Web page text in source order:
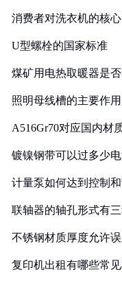
消费者对洗衣机的核
U型螺栓的国家标准
煤矿用电热取暖器是
照明母线槽的主要作
A516Gr70对应国内材
镀镍钢带可以过多少
计量泵如何达到控制
联轴器的轴孔形式有
不锈钢材质厚度允许
复印机出租有哪些常